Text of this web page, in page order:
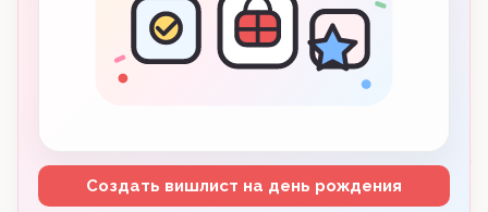
Создать вишлист на день рождения